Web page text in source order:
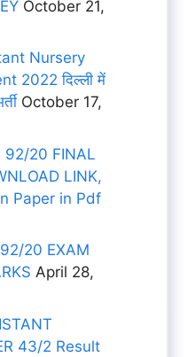
October 21,
Nursery
2022 दिल्ली में
October 17,
92/20 FINAL
LINK,
Paper in Pdf
20 EXAM
April 28,
43/2 Result